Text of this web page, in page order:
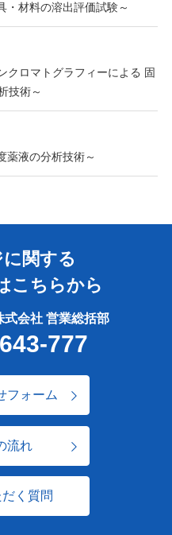
・材料の溶出評価試験～
クロマトグラフィーによる 固
技術～
薬液の分析技術～
関する
こちらから
会社 営業総括部
777
フォーム
流れ
く質問